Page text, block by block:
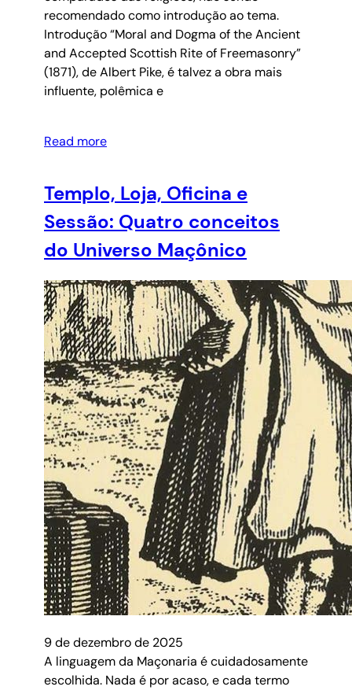
recomendado como introdução ao tema.
Introdução “Moral and Dogma of the Ancient
and Accepted Scottish Rite of Freemasonry”
(1871), de Albert Pike, é talvez a obra mais
influente, polêmica e
Read more
Templo, Loja, Oficina e
Sessão: Quatro conceitos
do Universo Maçônico
9 de dezembro de 2025
A linguagem da Maçonaria é cuidadosamente
escolhida. Nada é por acaso, e cada termo